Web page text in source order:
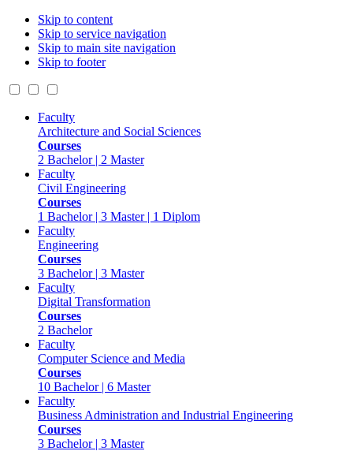
Skip to content
Skip to service navigation
Skip to main site navigation
Skip to footer
Faculty
Architecture and Social Sciences
Courses
2 Bachelor | 2 Master
Faculty
Civil Engineering
Courses
1 Bachelor | 3 Master | 1 Diplom
Faculty
Engineering
Courses
3 Bachelor | 3 Master
Faculty
Digital Transformation
Courses
2 Bachelor
Faculty
Computer Science and Media
Courses
10 Bachelor | 6 Master
Faculty
Business Administration and Industrial Engineering
Courses
3 Bachelor | 3 Master